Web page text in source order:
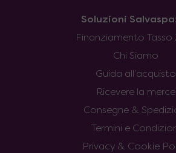
Soluzioni
Finanziamento Tasso
Chi Siamo
Guida all’acquisto
Ricevere la merce
Consegne &
Termini e
Privacy & Cookie